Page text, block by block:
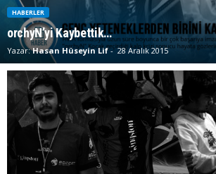
HABERLER
orchyN’yi Kaybettik…
Yazar: Hasan Hüseyin Lif- 28 Aralık 2015